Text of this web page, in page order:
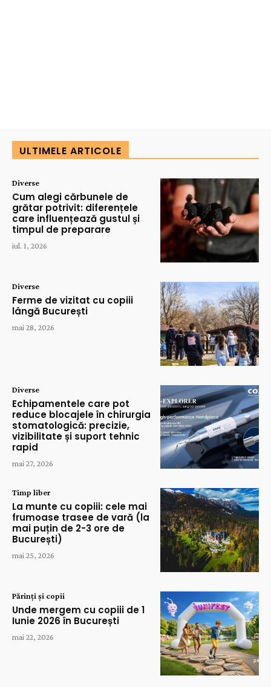
ULTIMELE ARTICOLE
Diverse
Cum alegi cărbunele de
grătar potrivit: diferențele
care influențează gustul și
timpul de preparare
iul. 1, 2026
Diverse
Ferme de vizitat cu copiii
lângă București
mai 28, 2026
Diverse
Echipamentele care pot
reduce blocajele în chirurgia
stomatologică: precizie,
vizibilitate și suport tehnic
rapid
mai 27, 2026
Timp liber
La munte cu copiii: cele mai
frumoase trasee de vară (la
mai puțin de 2-3 ore de
București)
mai 25, 2026
Părinți și copii
Unde mergem cu copiii de 1
Iunie 2026 în București
mai 22, 2026